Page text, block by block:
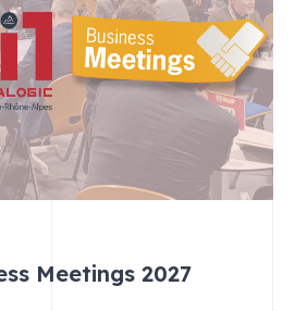
Meetings 2027